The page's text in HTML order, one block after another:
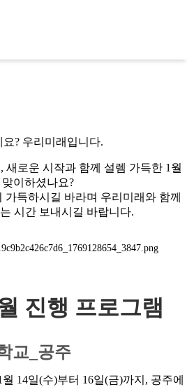
화교육
교육
살아있는 역
학년별 추천
사회서
사회적
소식
공지
그램
요? 우리미래입니다.
새로운 시작과 함께 설렘 가득한 1월
맞이하셨나요?
가득하시길 바라며 우리미래와 함께
시간 보내시길 바랍니다.
진행 프로그램
교_공주
월 14일(수)부터 16일(금)까지 , 공주에